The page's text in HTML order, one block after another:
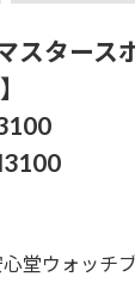
スタース
堂ウォッチ